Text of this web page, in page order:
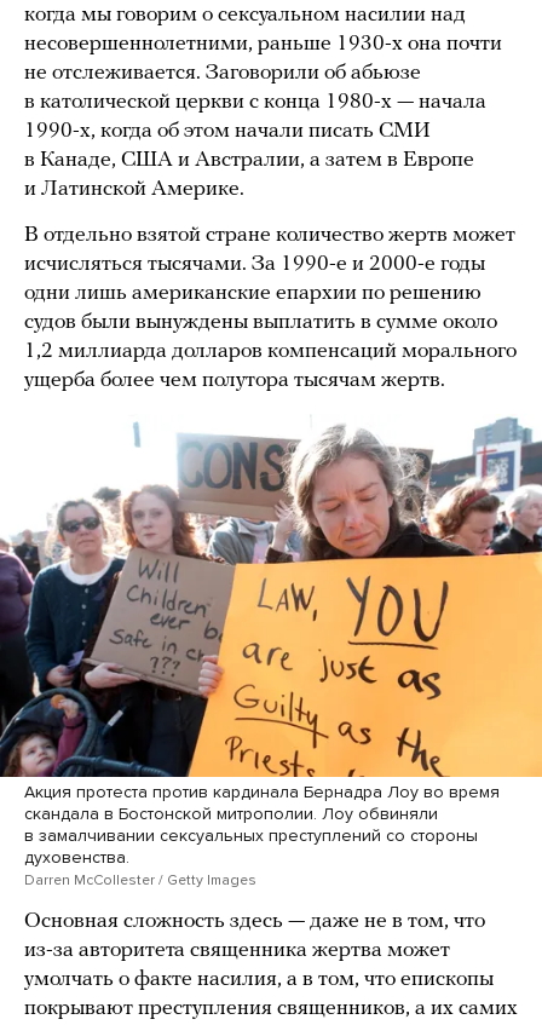
когда мы говорим о сексуальном насилии над
несовершеннолетними, раньше 1930-х она почти
не отслеживается. Заговорили об абьюзе
в католической церкви с конца 1980-х — начала
1990-х, когда об этом начали писать СМИ
в Канаде, США и Австралии, а затем в Европе
и Латинской Америке.
В отдельно взятой стране количество жертв может
исчисляться тысячами. За 1990-е и 2000-е годы
одни лишь американские епархии по решению
судов были вынуждены выплатить в сумме около
1,2 миллиарда долларов компенсаций морального
ущерба более чем полутора тысячам жертв.
Акция протеста против кардинала Бернадра Лоу во время
скандала в Бостонской митрополии. Лоу обвиняли
в замалчивании сексуальных преступлений со стороны
духовенства.
Darren McCollester / Getty Images
Основная сложность здесь — даже не в том, что
из-за авторитета священника жертва может
умолчать о факте насилия, а в том, что епископы
покрывают преступления священников, а их самих